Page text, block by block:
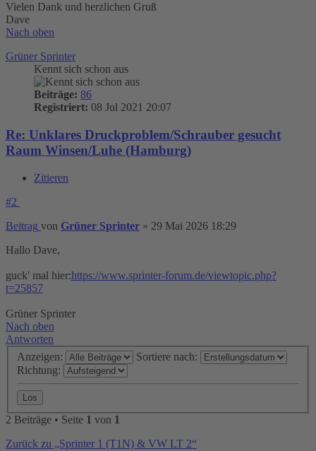
Vielen Dank und herzlichen Gruß
Dave
Nach oben
Grüner Sprinter
Kennt sich schon aus
Beiträge: 86
Registriert: 08 Jul 2021 20:07
Re: Unklares Druckproblem/Schrauber gesucht
Raum Winsen/Luhe (Hamburg)
Zitieren
#2
Beitrag von Grüner Sprinter » 29 Mai 2026 18:29
Hallo Dave,
guck' mal hier:https://www.sprinter-forum.de/viewtopic.php?
t=25857
Grüner Sprinter
Nach oben
Antworten
Anzeigen:
Sortiere nach:
Richtung:
2 Beiträge • Seite 1 von 1
Zurück zu „Sprinter 1 (T1N) & VW LT 2“